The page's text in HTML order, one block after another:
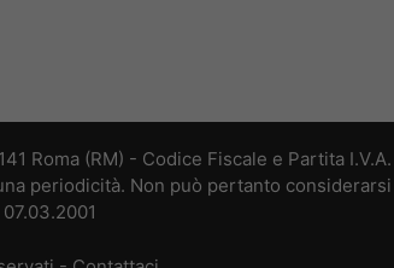
Roma (RM) - Codice Fiscale e Partita
periodicità. Non può pertanto